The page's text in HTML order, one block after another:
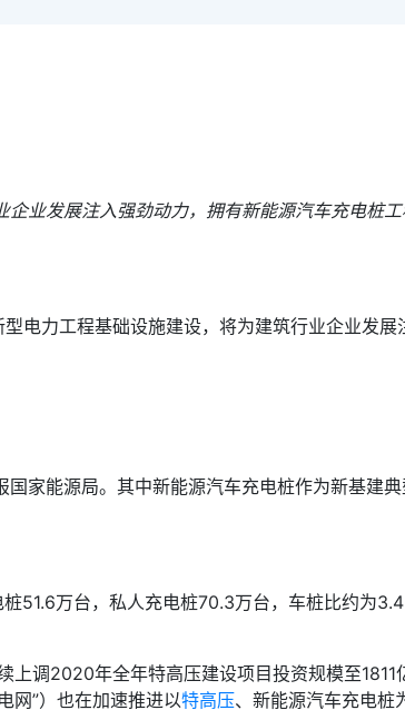
企业发展注入强劲动力，拥有新能源汽车充电桩
电力工程基础设施建设，将为建筑行业企业发展
家能源局。其中新能源汽车充电桩作为新基建
51.6万台，私人充电桩70.3万台，车桩比约为
上调2020年全年特高压建设项目投资规模至1811
网”）也在加速推进以特高压、新能源汽车充电桩